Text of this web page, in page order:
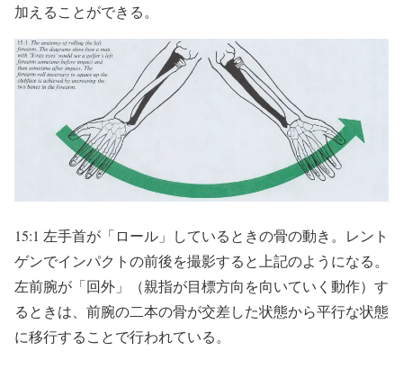
加えることができる。
15:1 左手首が「ロール」しているときの骨の動き。レント
ゲンでインパクトの前後を撮影すると上記のようになる。
左前腕が「回外」（親指が目標方向を向いていく動作）す
るときは、前腕の二本の骨が交差した状態から平行な状態
に移行することで行われている。